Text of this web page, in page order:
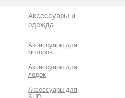
Аксессуары и
одежда
Аксессуары для
моторов
Аксессуары для
лодок
Аксессуары для